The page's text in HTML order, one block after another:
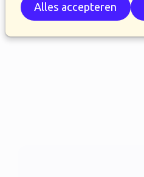
Alles accepteren